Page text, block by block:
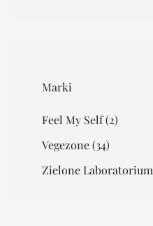
Marki
Feel My Self(2)
Vegezone(34)
Zielone Laboratorium